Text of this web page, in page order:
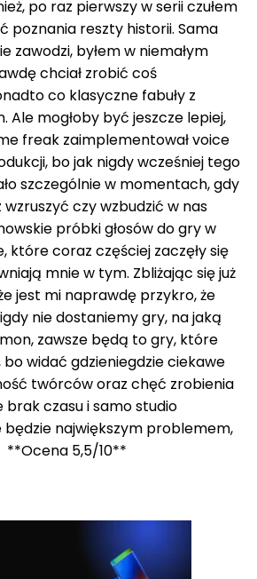
po raz pierwszy w serii czułem
poznania reszty historii. Sama
zawodzi, byłem w niemałym
chciał zrobić coś
co klasyczne fabuły z
Ale mogłoby być jeszcze lepiej,
freak zaimplementował voice
bo jak nigdy wcześniej tego
szczególnie w momentach, gdy
wzruszyć czy wzbudzić w nas
próbki głosów do gry w
które coraz częściej zaczęły się
mnie w tym. Zbliżając się już
jest mi naprawdę przykro, że
nie dostaniemy gry, na jaką
zawsze będą to gry, które
bo widać gdzieniegdzie ciekawe
twórców oraz chęć zrobienia
brak czasu i samo studio
największym problemem,
5,5/10**